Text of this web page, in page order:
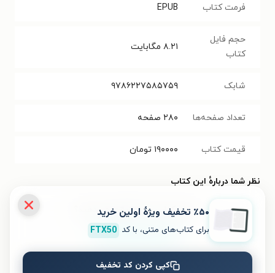
فرمت کتاب EPUB
حجم فایل
کتاب
۸.۲۱ مگابایت
شابک ۹۷۸۶۲۲۷۵۸۵۷۵۹
تعداد صفحه‌ها ۲۸۰ صفحه
قیمت کتاب ۱۹۰۰۰۰ تومان
نظر شما دربارهٔ این کتاب
به این کتاب چه امتیازی می‌دهید؟
۱ ۲ ۳ ۴ ۵
٪۵۰ تخفیف ویژۀ اولین خرید
برای کتاب‌های متنی، با کد FTX50
کپی کردن کد تخفیف